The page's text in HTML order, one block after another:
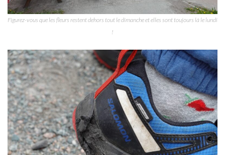
Figurez-vous que les fleurs restent dehors tout le dimanche et elles sont toujours là le lundi
!